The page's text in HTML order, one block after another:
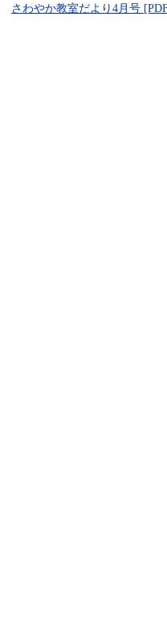
さわやか教室だより4月号